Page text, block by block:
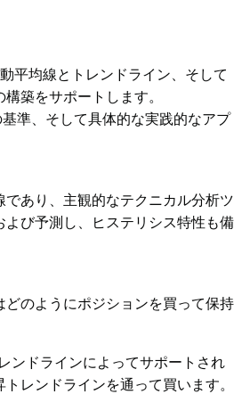
平均線とトレンドライン、そして
築をサポートします。
準、そして具体的な実践的なアプ
あり、主観的なテクニカル分析ツ
び予測し、ヒステリシス特性も備
のようにポジションを買って保持
ンドラインによってサポートされ
レンドラインを通って買います。